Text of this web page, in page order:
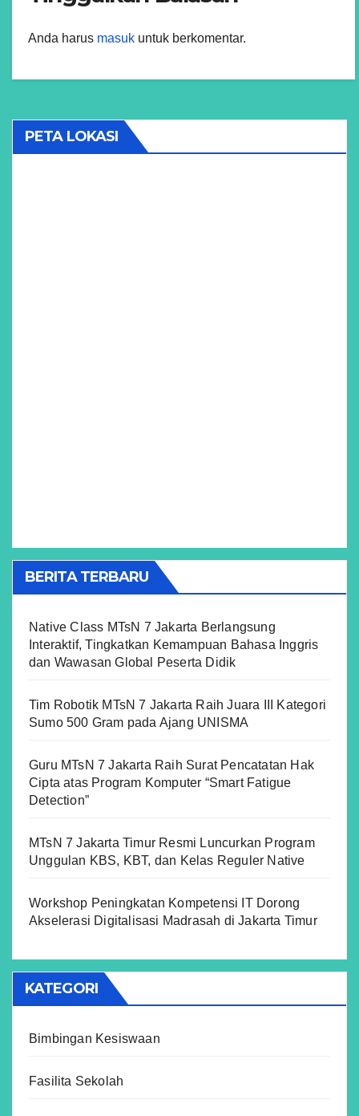
Anda harus masuk untuk berkomentar.
PETA LOKASI
BERITA TERBARU
Native Class MTsN 7 Jakarta Berlangsung
Interaktif, Tingkatkan Kemampuan Bahasa Inggris
dan Wawasan Global Peserta Didik
Tim Robotik MTsN 7 Jakarta Raih Juara III Kategori
Sumo 500 Gram pada Ajang UNISMA
Guru MTsN 7 Jakarta Raih Surat Pencatatan Hak
Cipta atas Program Komputer “Smart Fatigue
Detection”
MTsN 7 Jakarta Timur Resmi Luncurkan Program
Unggulan KBS, KBT, dan Kelas Reguler Native
Workshop Peningkatan Kompetensi IT Dorong
Akselerasi Digitalisasi Madrasah di Jakarta Timur
KATEGORI
Bimbingan Kesiswaan
Fasilita Sekolah